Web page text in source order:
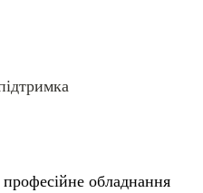
обладнання